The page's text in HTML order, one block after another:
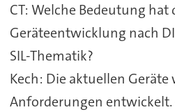
CT: Welche Bedeutung hat
Geräteentwicklung nach
SIL-Thematik?
Kech: Die aktuellen Geräte
Anforderungen